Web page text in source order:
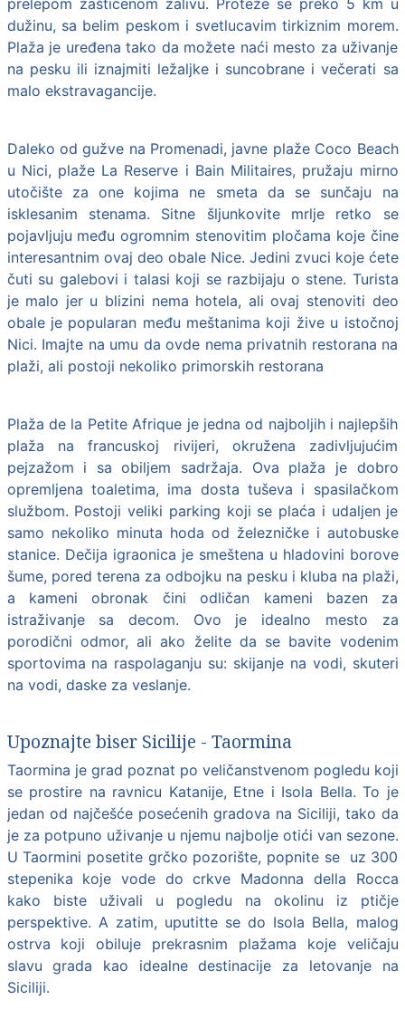
dužinu, sa belim peskom i svetlucavim tirkiznim morem.
Plaža je uređena tako da možete naći mesto za uživanje
na pesku ili iznajmiti ležaljke i suncobrane i večerati sa
malo ekstravagancije.
Daleko od gužve na Promenadi, javne plaže Coco Beach
u Nici, plaže La Reserve i Bain Militaires, pružaju mirno
utočište za one kojima ne smeta da se sunčaju na
isklesanim stenama. Sitne šljunkovite mrlje retko se
pojavljuju među ogromnim stenovitim pločama koje čine
interesantnim ovaj deo obale Nice. Jedini zvuci koje ćete
čuti su galebovi i talasi koji se razbijaju o stene. Turista
je malo jer u blizini nema hotela, ali ovaj stenoviti deo
obale je popularan među meštanima koji žive u istočnoj
Nici. Imajte na umu da ovde nema privatnih restorana na
plaži, ali postoji nekoliko primorskih restorana
Plaža de la Petite Afrique je jedna od najboljih i najlepših
plaža na francuskoj rivijeri, okružena zadivljujućim
pejzažom i sa obiljem sadržaja. Ova plaža je dobro
opremljena toaletima, ima dosta tuševa i spasilačkom
službom. Postoji veliki parking koji se plaća i udaljen je
samo nekoliko minuta hoda od železničke i autobuske
stanice. Dečija igraonica je smeštena u hladovini borove
šume, pored terena za odbojku na pesku i kluba na plaži,
a kameni obronak čini odličan kameni bazen za
istraživanje sa decom. Ovo je idealno mesto za
porodični odmor, ali ako želite da se bavite vodenim
sportovima na raspolaganju su: skijanje na vodi, skuteri
na vodi, daske za veslanje.
Upoznajte biser Sicilije - Taormina
Taormina je grad poznat po veličanstvenom pogledu koji
se prostire na ravnicu Katanije, Etne i Isola Bella. To je
jedan od najčešće posećenih gradova na Siciliji, tako da
je za potpuno uživanje u njemu najbolje otići van sezone.
U Taormini posetite grčko pozorište, popnite se uz 300
stepenika koje vode do crkve Madonna della Rocca
kako biste uživali u pogledu na okolinu iz ptičje
perspektive. A zatim, uputitte se do Isola Bella, malog
ostrva koji obiluje prekrasnim plažama koje veličaju
slavu grada kao idealne destinacije za letovanje na
Siciliji.